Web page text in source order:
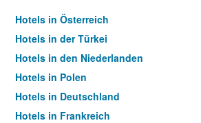
Hotels in Österreich
Hotels in der Türkei
Hotels in den Niederlanden
Hotels in Polen
Hotels in Deutschland
Hotels in Frankreich